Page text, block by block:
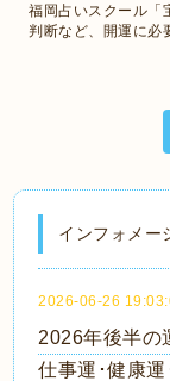
福岡占いスクール「
判断など、開運に必
インフォメー
2026-06-26
2026年後半の
仕事運･健康運